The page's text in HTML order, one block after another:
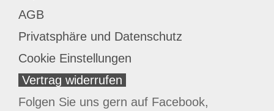
AGB
Privatsphäre und Datenschutz
Cookie Einstellungen
Vertrag widerrufen
Folgen Sie uns gern auf Facebook,